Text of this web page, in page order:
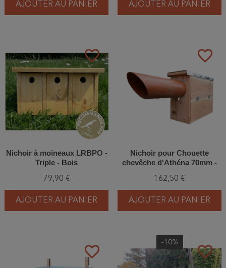
AJOUTER AU PANIER AJOUTER AU PANIER
favorite_border
Nichoir à moineaux LRBPO -
Triple - Bois
79,90 €
AJOUTER AU PANIER
favorite_border
Nichoir pour Chouette
chevêche d'Athéna 70mm -
162,50 €
AJOUTER AU PANIER
favorite_border favorite_border
-10%